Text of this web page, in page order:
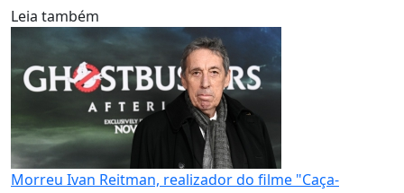
Leia também
Morreu Ivan Reitman, realizador do filme "Caça-